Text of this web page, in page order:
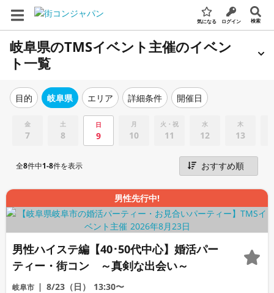
気になる ログイン 検索
岐阜県のTMSイベント主催のイベン
ト一覧
目的 岐阜県 エリア 詳細条件 開催日
金
7
土
8
日
9
月
10
火・祝
11
水
12
木
13
全8件中1-8件を表示
男性先行中!
男性ハイステ編【40･50代中心】婚活パー
ティー・街コン ～真剣な出会い～
岐阜市 8/23（日） 13:30〜